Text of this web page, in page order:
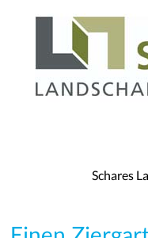
Schares